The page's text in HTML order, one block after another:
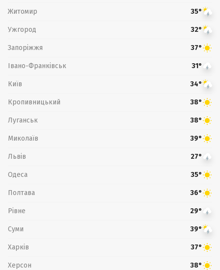
Житомир 35°
Ужгород 32°
Запоріжжя 37°
Івано-Франківськ 31°
Київ 34°
Кропивницький 38°
Луганськ 38°
Миколаїв 39°
Львів 27°
Одеса 35°
Полтава 36°
Рівне 29°
Суми 39°
Харків 37°
Херсон 38°